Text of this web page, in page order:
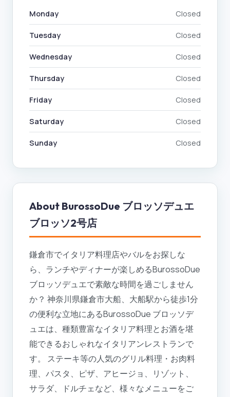
Monday Closed
Tuesday Closed
Wednesday Closed
Thursday Closed
Friday Closed
Saturday Closed
Sunday Closed
About BurossoDue ブロッソデュエ
ブロッソ2号店
鎌倉市でイタリア料理店やバルをお探しな
ら、ランチやディナーが楽しめるBurossoDue
ブロッソデュエで素敵な時間を過ごしません
か？ 神奈川県鎌倉市大船、大船駅から徒歩1分
の便利な立地にあるBurossoDue ブロッソデ
ュエは、種類豊富なイタリア料理とお酒を堪
能できるおしゃれなイタリアンレストランで
す。 ステーキ等の人気のグリル料理・お肉料
理、パスタ、ピザ、アヒージョ、リゾット、
サラダ、ドルチェなど、様々なメニューをご